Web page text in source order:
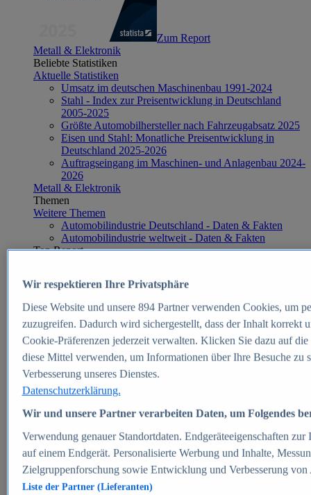
Zum Report
Metall & Elektronik
Beliebte Statistiken
Aktuelle Statistiken
Umsatz im deutschen Maschinenbau 1991-2024
Stahl - Index zur Preisentwicklung in Deutschland
2005-2025
Größte Automobilhersteller nach Fahrzeugabsatz 2025
Eisen und Stahl: Monatliche Preisentwicklung in
Deutschland 2025-2026
Auftragseingang im Maschinen- und Anlagenbau 2024-
2026
Metall & Elektronik
Themen
Weitere Themen
Automobilindustrie Deutschland - Daten & Fakten
Automobilindustrie weltweit - Daten & Fakten
Top Report
Zum Report
E-commerce
Beliebte Statistiken
Aktuelle Statistiken
E-Commerce - Entwicklung des Umsatzes in
Deutschland 1999-2025
Umsatz von Amazon in Deutschland und weltweit
2010-2025
B2C-E-Commerce: Top-50 Online Shops in
Deutschland 2024
Marktanteile von Online-Zahlungsverfahren in
Deutschland 2024
Umsatzstarke Warengruppen im Online-Handel in
Deutschland 2023-2025
Wir respektieren Ihre Privatsphäre
Diese Website und unsere 894Partner verwenden Cookies, um
zuzugreifen. Dadurch wird sichergestellt, dass der Inhalt korrekt
Cookie-Präferenzen jederzeit verwalten. Klicken Sie dazu auf
diese Mittel verwenden, um Informationen über Ihre Besuche
Verbesserung unseres Dienstes.
Datenschutzerklärung.
Wir und unsere Partner verarbeiten Daten, um Folgendes
Verwendung genauer Standortdaten. Endgeräteeigenschaften
auf einem Endgerät. Personalisierte Werbung und Inhalte,
Zielgruppenforschung sowie Entwicklung und Verbesserung von
Liste der Partner (Lieferanten)